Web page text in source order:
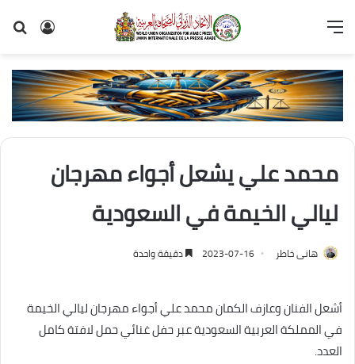
تسجيل
القائمة
محمد علي يشعل أجواء مهرجان
ليالي الخيمة في السعودية
هانى خاطر 2023-07-16 دقيقة واحدة
أشعل الفنان وعازف الكمان محمد علي أجواء مهرجان ليالي الخيمة
في المملكة العربية السعودية عبر حفل غنائي حمل لافتة كامل
العدد.